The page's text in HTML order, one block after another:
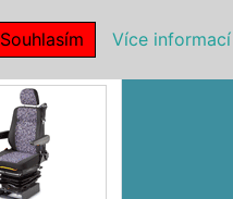
Souhlasím Více informací